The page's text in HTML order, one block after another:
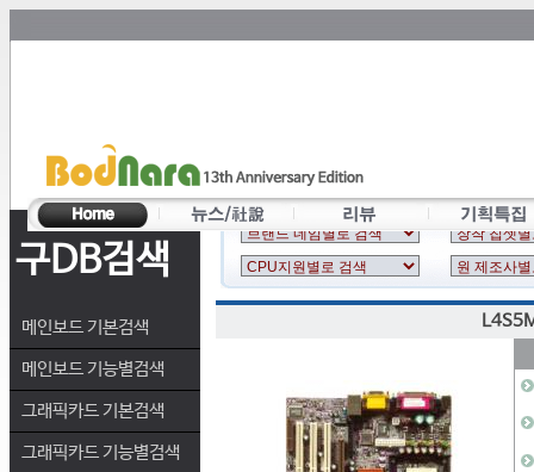
구DB검색
메인보드 기본검색
메인보드 기능별검색
그래픽카드 기본검색
그래픽카드 기능별검색